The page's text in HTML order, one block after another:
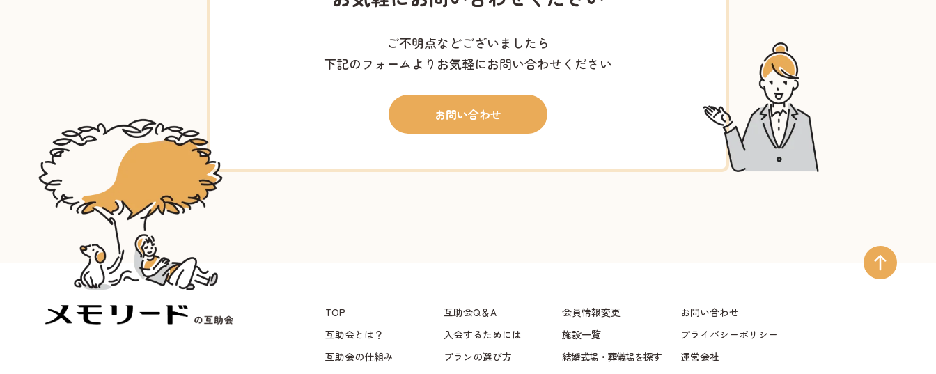
ご不明点などございましたら
下記のフォームよりお気軽にお問い合わせください
お問い合わせ
TOP
互助会とは？
互助会の仕組み
互助会Q＆A
入会するためには
プランの選び方
会員情報変更
施設一覧
結婚式場・葬儀場を探す
お問い合わせ
プライバシーポリシー
運営会社